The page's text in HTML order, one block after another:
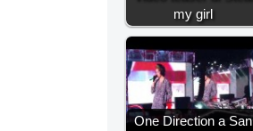
my girl
One Direction a San